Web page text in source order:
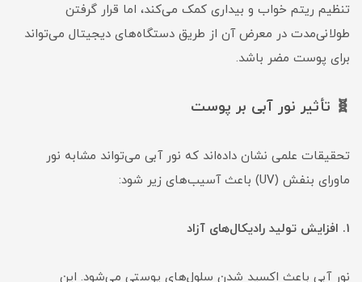
تنظیم ریتم خواب و بیداری کمک می‌کند، اما قرار گرفتن
طولانی‌مدت در معرض آن از طریق دستگاه‌های دیجیتال می‌تواند
برای پوست مضر باشد.
🧬 تأثیر نور آبی بر پوست
تحقیقات علمی نشان داده‌اند که نور آبی می‌تواند مشابه نور
ماورای بنفش (UV) باعث آسیب‌های زیر شود:
1. افزایش تولید رادیکال‌های آزاد
نور آبی باعث اکسید شدن سلول‌های پوستی می‌شود. این